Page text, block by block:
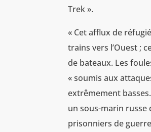
Trek ».
« Cet afflux de
trains vers l’Ouest ;
de bateaux. Les
« soumis aux
extrêmement
un sous-marin russe
prisonniers de